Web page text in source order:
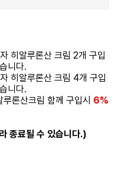
히알루론산 크림 2개 구입
니다.
히알루론산 크림 4개 구입
니다.
론산크림 함께 구입시 6%
종료될 수 있습니다.)